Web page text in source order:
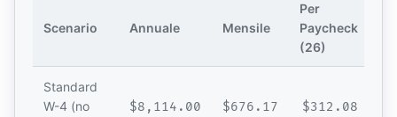
Scenario Annuale Mensile
Per
Paycheck
(26)
Standard
W-4 (no
$8,114.00 $676.17 $312.08